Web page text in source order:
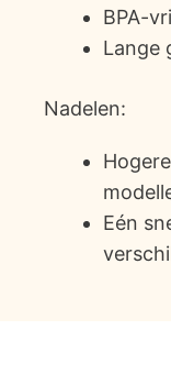
BPA-
Lange
Nadelen:
Eén